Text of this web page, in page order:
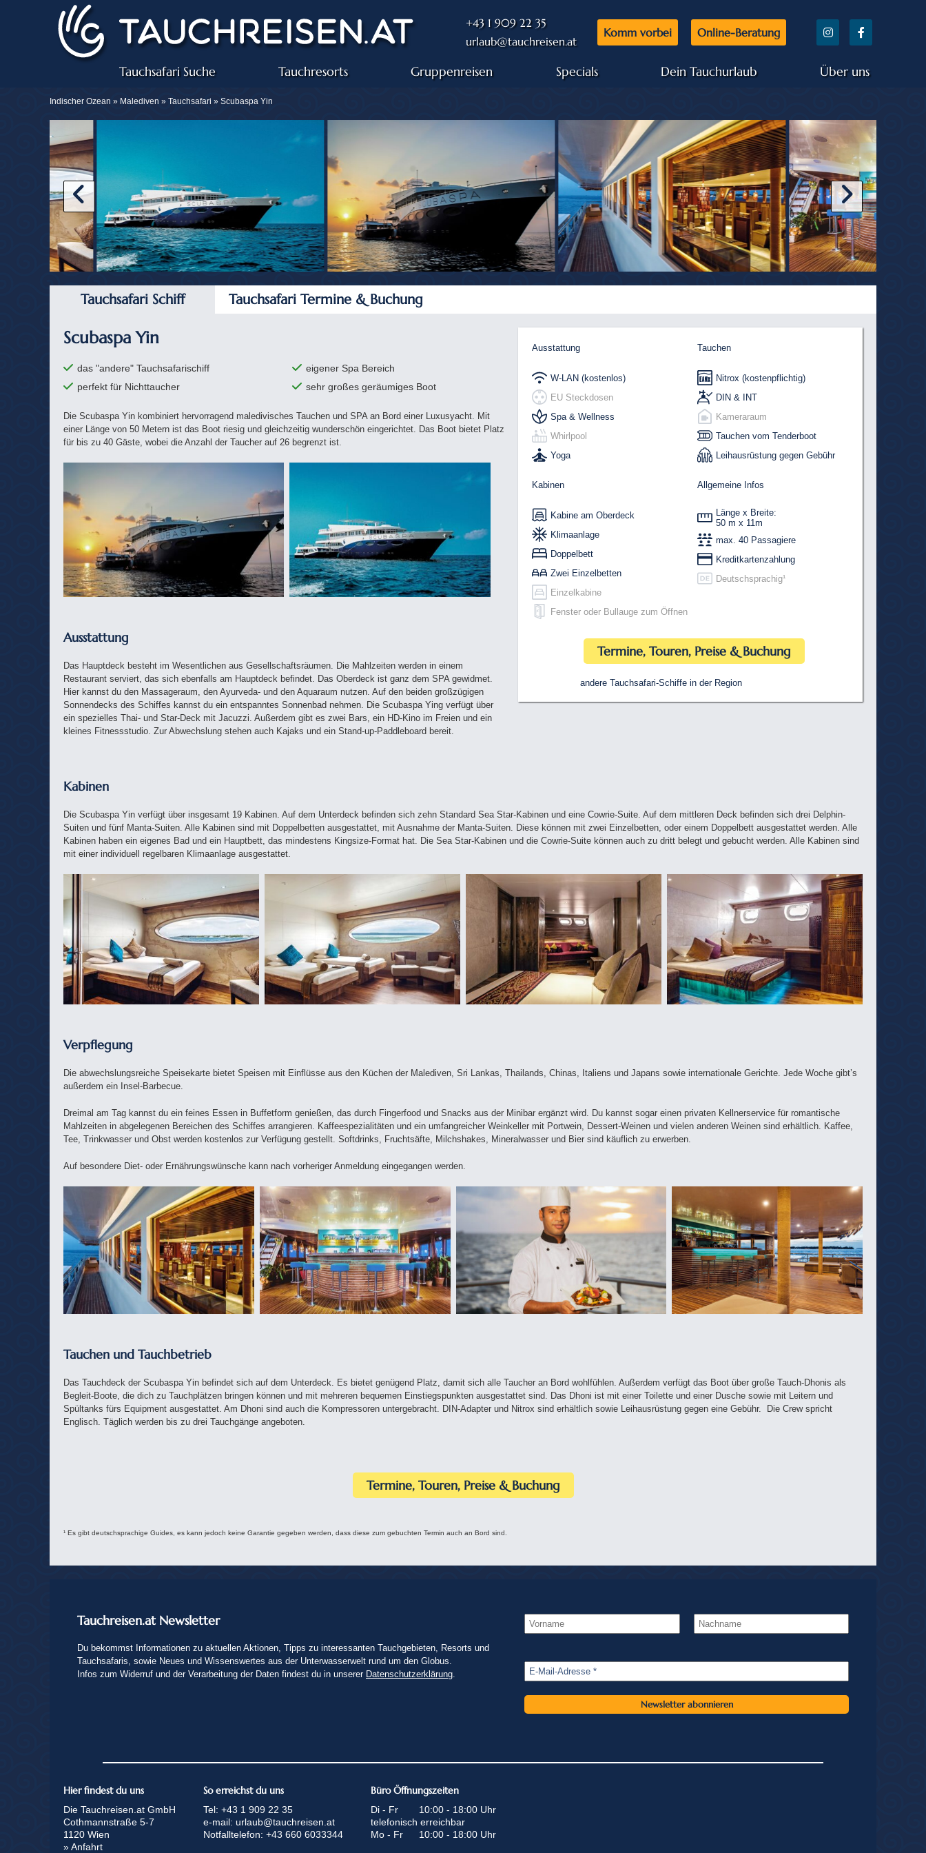
+43 1 909 22 35
urlaub@tauchreisen.at
Komm vorbei Online-Beratung
Tauchsafari Suche Tauchresorts Gruppenreisen Specials Dein Tauchurlaub Über uns
Indischer Ozean » Malediven » Tauchsafari » Scubaspa Yin
Tauchsafari Schiff Tauchsafari Termine & Buchung
Ausstattung
W-LAN (kostenlos)
EU Steckdosen
Spa & Wellness
Whirlpool
Yoga
Tauchen
Nitrox (kostenpflichtig)
DIN & INT
Kameraraum
Tauchen vom Tenderboot
Leihausrüstung gegen Gebühr
Kabinen
Kabine am Oberdeck
Klimaanlage
Doppelbett
Zwei Einzelbetten
Einzelkabine
Fenster oder Bullauge zum Öffnen
Allgemeine Infos
Länge x Breite:
50 m x 11m
max. 40 Passagiere
Kreditkartenzahlung
Deutschsprachig¹
Termine, Touren, Preise & Buchung
andere Tauchsafari-Schiffe in der Region
Scubaspa Yin
das "andere" Tauchsafarischiff
eigener Spa Bereich
perfekt für Nichttaucher
sehr großes geräumiges Boot
Die Scubaspa Yin kombiniert hervorragend maledivisches Tauchen und SPA an Bord einer Luxusyacht. Mit
einer Länge von 50 Metern ist das Boot riesig und gleichzeitig wunderschön eingerichtet. Das Boot bietet Platz
für bis zu 40 Gäste, wobei die Anzahl der Taucher auf 26 begrenzt ist.
Ausstattung
Das Hauptdeck besteht im Wesentlichen aus Gesellschaftsräumen. Die Mahlzeiten werden in einem
Restaurant serviert, das sich ebenfalls am Hauptdeck befindet. Das Oberdeck ist ganz dem SPA gewidmet.
Hier kannst du den Massageraum, den Ayurveda- und den Aquaraum nutzen. Auf den beiden großzügigen
Sonnendecks des Schiffes kannst du ein entspanntes Sonnenbad nehmen. Die Scubaspa Ying verfügt über
ein spezielles Thai- und Star-Deck mit Jacuzzi. Außerdem gibt es zwei Bars, ein HD-Kino im Freien und ein
kleines Fitnessstudio. Zur Abwechslung stehen auch Kajaks und ein Stand-up-Paddleboard bereit.
Kabinen
Die Scubaspa Yin verfügt über insgesamt 19 Kabinen. Auf dem Unterdeck befinden sich zehn Standard Sea Star-Kabinen und eine Cowrie-Suite. Auf dem mittleren Deck befinden sich drei Delphin-
Suiten und fünf Manta-Suiten. Alle Kabinen sind mit Doppelbetten ausgestattet, mit Ausnahme der Manta-Suiten. Diese können mit zwei Einzelbetten, oder einem Doppelbett ausgestattet werden. Alle
Kabinen haben ein eigenes Bad und ein Hauptbett, das mindestens Kingsize-Format hat. Die Sea Star-Kabinen und die Cowrie-Suite können auch zu dritt belegt und gebucht werden. Alle Kabinen sind
mit einer individuell regelbaren Klimaanlage ausgestattet.
Verpflegung
Die abwechslungsreiche Speisekarte bietet Speisen mit Einflüsse aus den Küchen der Malediven, Sri Lankas, Thailands, Chinas, Italiens und Japans sowie internationale Gerichte. Jede Woche gibt’s
außerdem ein Insel-Barbecue.
Dreimal am Tag kannst du ein feines Essen in Buffetform genießen, das durch Fingerfood und Snacks aus der Minibar ergänzt wird. Du kannst sogar einen privaten Kellnerservice für romantische
Mahlzeiten in abgelegenen Bereichen des Schiffes arrangieren. Kaffeespezialitäten und ein umfangreicher Weinkeller mit Portwein, Dessert-Weinen und vielen anderen Weinen sind erhältlich. Kaffee,
Tee, Trinkwasser und Obst werden kostenlos zur Verfügung gestellt. Softdrinks, Fruchtsäfte, Milchshakes, Mineralwasser und Bier sind käuflich zu erwerben.
Auf besondere Diet- oder Ernährungswünsche kann nach vorheriger Anmeldung eingegangen werden.
Tauchen und Tauchbetrieb
Das Tauchdeck der Scubaspa Yin befindet sich auf dem Unterdeck. Es bietet genügend Platz, damit sich alle Taucher an Bord wohlfühlen. Außerdem verfügt das Boot über große Tauch-Dhonis als
Begleit-Boote, die dich zu Tauchplätzen bringen können und mit mehreren bequemen Einstiegspunkten ausgestattet sind. Das Dhoni ist mit einer Toilette und einer Dusche sowie mit Leitern und
Spültanks fürs Equipment ausgestattet. Am Dhoni sind auch die Kompressoren untergebracht. DIN-Adapter und Nitrox sind erhältlich sowie Leihausrüstung gegen eine Gebühr. Die Crew spricht
Englisch. Täglich werden bis zu drei Tauchgänge angeboten.
Termine, Touren, Preise & Buchung
¹ Es gibt deutschsprachige Guides, es kann jedoch keine Garantie gegeben werden, dass diese zum gebuchten Termin auch an Bord sind.
Tauchreisen.at Newsletter
Du bekommst Informationen zu aktuellen Aktionen, Tipps zu interessanten Tauchgebieten, Resorts und
Tauchsafaris, sowie Neues und Wissenswertes aus der Unterwasserwelt rund um den Globus.
Infos zum Widerruf und der Verarbeitung der Daten findest du in unserer Datenschutzerklärung.
Hier findest du uns
Die Tauchreisen.at GmbH
Cothmannstraße 5-7
1120 Wien
» Anfahrt
So erreichst du uns
Tel: +43 1 909 22 35
e-mail: urlaub@tauchreisen.at
Notfalltelefon: +43 660 6033344
Büro Öffnungszeiten
Di - Fr
10:00 - 18:00 Uhr
telefonisch erreichbar
Mo - Fr
10:00 - 18:00 Uhr